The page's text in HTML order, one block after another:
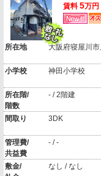
賃料 5万円
所在地 大阪府寝屋川市
小学校
神田小学校
所在階/
階数
- / 2階建
間取り 3DK
管理費/
共益費
- / -
敷金/
なし / なし